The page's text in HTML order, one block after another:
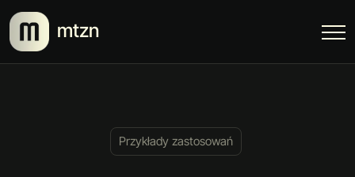
mtzn
Przykłady zastosowań